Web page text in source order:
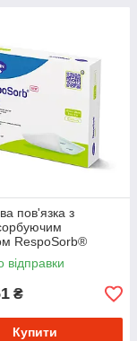
пов'язка з
RespoSorb®
х 20см, 10шт/уп
відправки
₴
Купити